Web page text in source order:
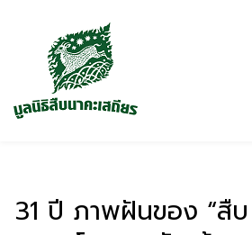
31 ปี ภาพฝันของ “สืบ